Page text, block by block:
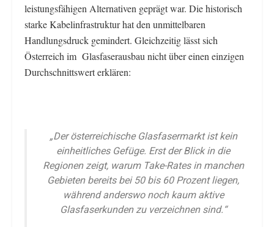
leistungsfähigen Alternativen geprägt war. Die historisch
starke Kabelinfrastruktur hat den unmittelbaren
Handlungsdruck gemindert. Gleichzeitig lässt sich
Österreich im Glasfaserausbau nicht über einen einzigen
Durchschnittswert erklären:
„Der österreichische Glasfasermarkt ist kein
einheitliches Gefüge. Erst der Blick in die
Regionen zeigt, warum Take-Rates in manchen
Gebieten bereits bei 50 bis 60 Prozent liegen,
während anderswo noch kaum aktive
Glasfaserkunden zu verzeichnen sind.“